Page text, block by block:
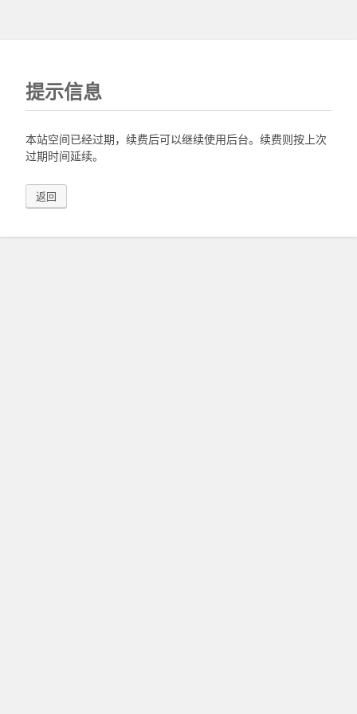
提示信息
本站空间已经过期，续费后可以继续使用后台。续费则按上次
过期时间延续。
返回